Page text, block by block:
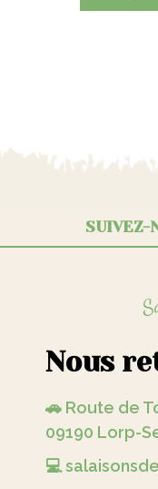
SUIVEZ-
Nous
🚗 Route de
09190 Lorp-
💻